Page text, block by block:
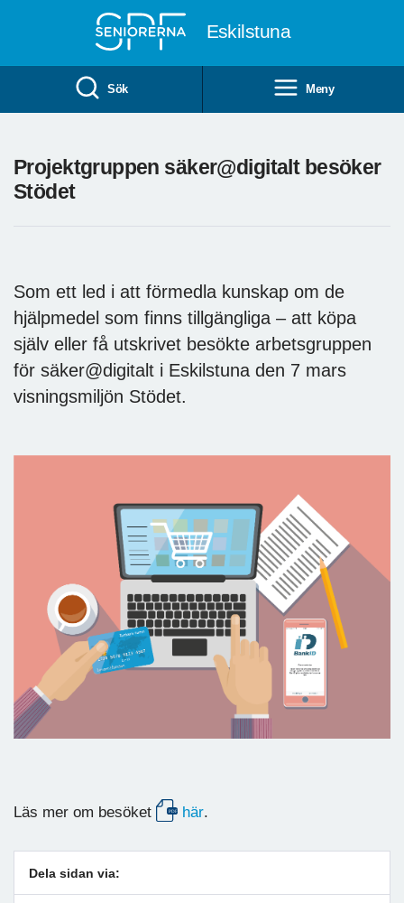
Eskilstuna
Sök Meny
Projektgruppen säker@digitalt besöker
Stödet
Som ett led i att förmedla kunskap om de
hjälpmedel som finns tillgängliga – att köpa
själv eller få utskrivet besökte arbetsgruppen
för säker@digitalt i Eskilstuna den 7 mars
visningsmiljön Stödet.
Läs mer om besöket här.
Dela sidan via: